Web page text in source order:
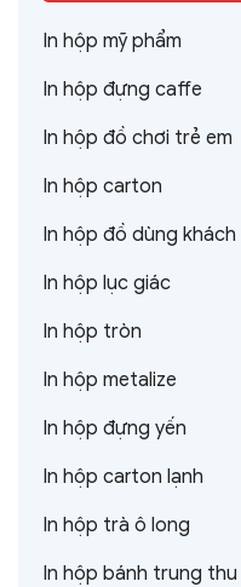
In hộp mỹ phẩm
In hộp đựng caffe
In hộp đồ chơi trẻ em
In hộp carton
In hộp đồ dùng khách
In hộp lục giác
In hộp tròn
In hộp metalize
In hộp đựng yến
In hộp carton lạnh
In hộp trà ô long
In hộp bánh trung thu